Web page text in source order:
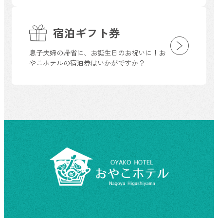
宿泊ギフト券
息子夫婦の帰省に、お誕生日のお祝いに！お
やこホテルの宿泊券はいかがですか？